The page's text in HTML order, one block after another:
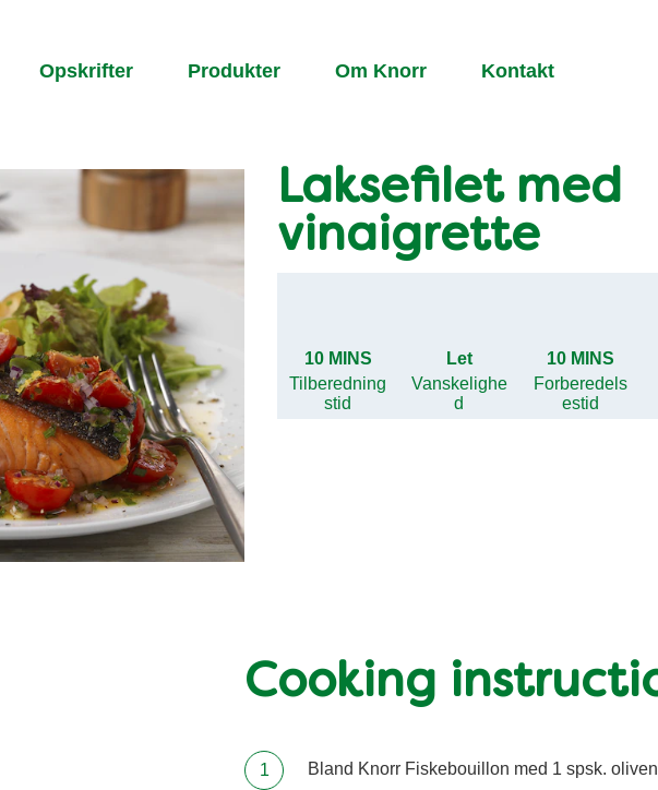
Opskrifter Produkter Om Knorr Kontakt
Laksefilet med
vinaigrette
10 MINS
Tilberedning
stid
Let
Vanskelighe
d
10 MINS
Forberedels
estid
Cooking
Bland Knorr Fiskebouillon med 1 spsk.